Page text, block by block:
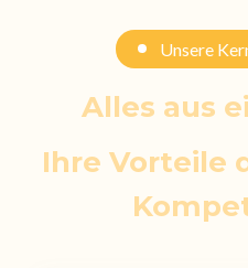
Unsere
Alles aus
Ihre Vorteile